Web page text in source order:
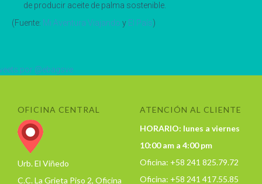
de producir aceite de palma sostenible.
(Fuente: Mi Aventura Viajando y El País)
por @ebagsve
OFICINA CENTRAL
Urb. El Viñedo
C.C. La Grieta Piso 2, Oficina
ATENCIÓN AL CLIENTE
HORARIO: lunes a viernes
10:00 am a 4:00 pm
Oficina: +58 241 825.79.72
Oficina: +58 241 417.55.85